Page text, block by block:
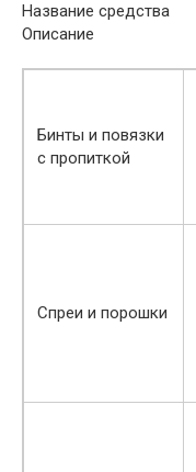
Название средства
Описание
Бинты и повязки
с пропиткой
Спреи и порошки